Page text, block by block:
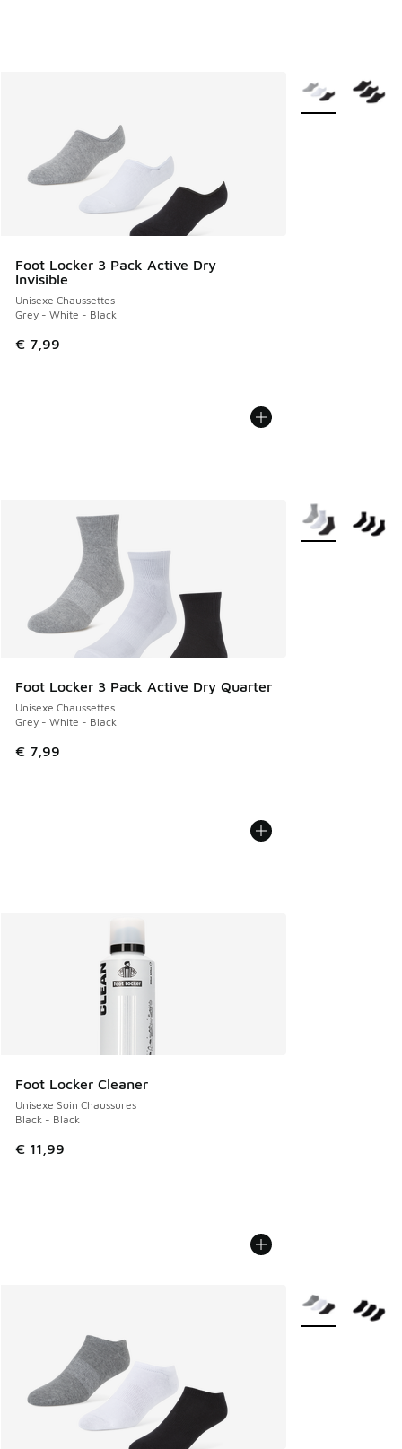
Foot Locker 3 Pack Active Dry
Invisible
Unisexe Chaussettes
Grey - White - Black
€ 7,99
Plus de couleurs
Foot Locker 3 Pack Active Dry Quarter
Unisexe Chaussettes
Grey - White - Black
€ 7,99
Plus de couleurs
Foot Locker Cleaner
Unisexe Soin Chaussures
Black - Black
€ 11,99
Plus de couleurs